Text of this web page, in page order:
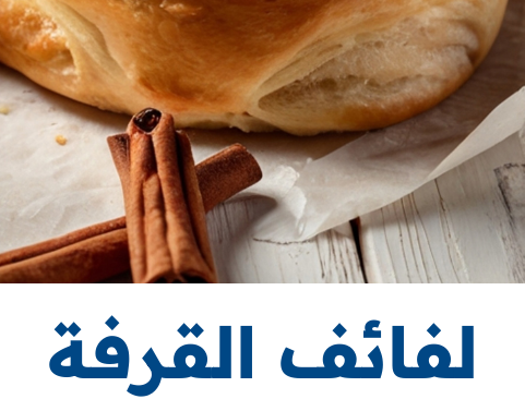
لفائف القرفة